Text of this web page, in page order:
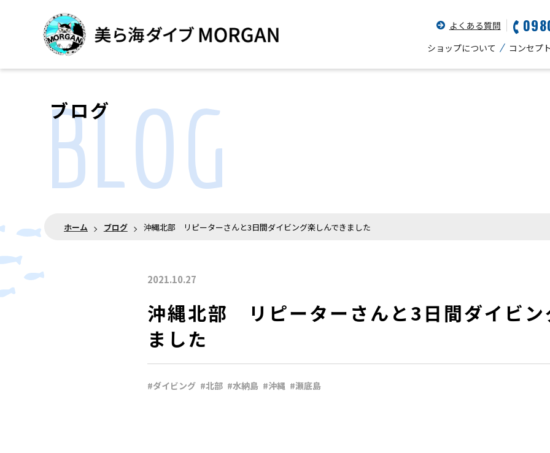
よくある質問
ショップについて コンセプ
ブログ
BLOG
ホーム ブログ 沖縄北部 リピーターさんと3日間ダイビング楽しんできました
2021.10.27
沖縄北部 リピーターさんと3日間ダイビン
ました
#ダイビング #北部 #水納島 #沖縄 #瀬底島